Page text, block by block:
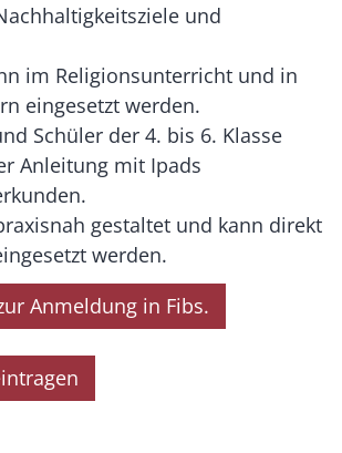
und
im Religionsunterricht und in
eingesetzt werden.
Schüler der 4. bis 6. Klasse
Anleitung mit Ipads
gestaltet und kann direkt
werden.
Anmeldung in Fibs.